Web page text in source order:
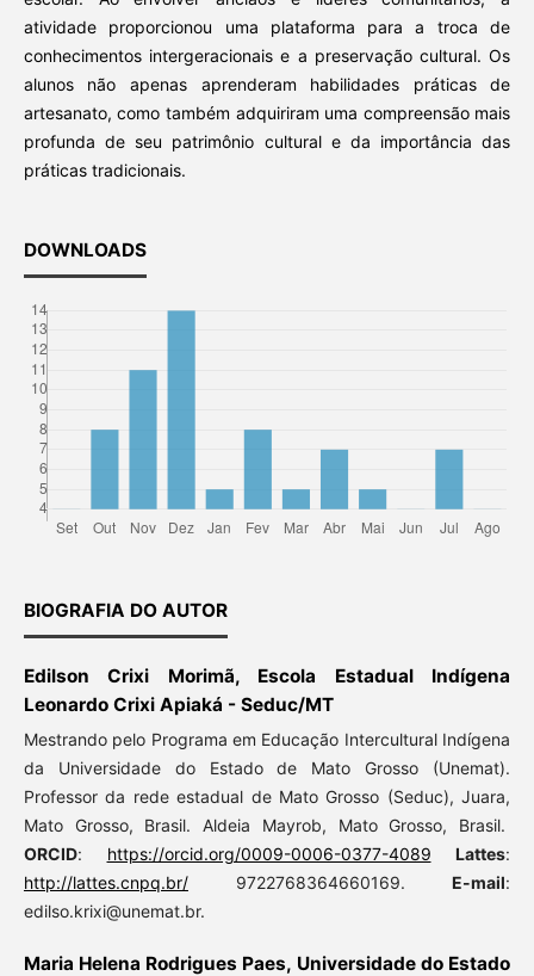
atividade proporcionou uma plataforma para a troca de
conhecimentos intergeracionais e a preservação cultural. Os
alunos não apenas aprenderam habilidades práticas de
artesanato, como também adquiriram uma compreensão mais
profunda de seu patrimônio cultural e da importância das
práticas tradicionais.
DOWNLOADS
BIOGRAFIA DO AUTOR
Edilson Crixi Morimã, Escola Estadual Indígena
Leonardo Crixi Apiaká - Seduc/MT
Mestrando pelo Programa em Educação Intercultural Indígena
da Universidade do Estado de Mato Grosso (Unemat).
Professor da rede estadual de Mato Grosso (Seduc), Juara,
Mato Grosso, Brasil. Aldeia Mayrob, Mato Grosso, Brasil.
ORCID: https://orcid.org/0009-0006-0377-4089 Lattes:
http://lattes.cnpq.br/9722768364660169.E-mail:
edilso.krixi@unemat.br.
Maria Helena Rodrigues Paes, Universidade do Estado